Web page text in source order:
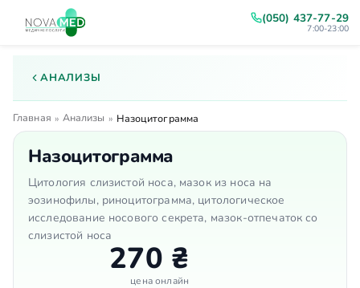
(050) 437-77-29
7:00-23:00
АНАЛИЗЫ
Главная » Анализы » Назоцитограмма
Назоцитограмма
Цитология слизистой носа, мазок из носа на
эозинофилы, риноцитограмма, цитологическое
исследование носового секрета, мазок-отпечаток со
слизистой носа
270 ₴
цена онлайн